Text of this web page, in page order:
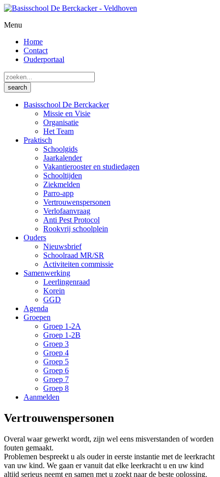
Menu
Home
Contact
Ouderportaal
Basisschool De Berckacker
Missie en Visie
Organisatie
Het Team
Praktisch
Schoolgids
Jaarkalender
Vakantierooster en studiedagen
Schooltijden
Ziekmelden
Parro-app
Vertrouwenspersonen
Verlofaanvraag
Anti Pest Protocol
Rookvrij schoolplein
Ouders
Nieuwsbrief
Schoolraad MR/SR
Activiteiten commissie
Samenwerking
Leerlingenraad
Korein
GGD
Agenda
Groepen
Groep 1-2A
Groep 1-2B
Groep 3
Groep 4
Groep 5
Groep 6
Groep 7
Groep 8
Aanmelden
Vertrouwenspersonen
Overal waar gewerkt wordt, zijn wel eens misverstanden of worden
fouten gemaakt.
Problemen bespreekt u als ouder in eerste instantie met de leerkracht
van uw kind. We gaan er vanuit dat elke leerkracht u en uw kind
altijd serieus neemt en samen met u zoekt naar de beste oplossing.